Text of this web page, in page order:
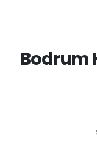
Bodrum